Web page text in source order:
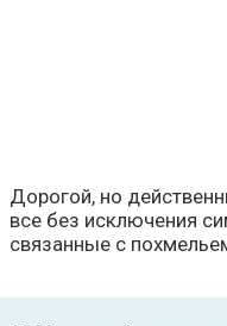
Дорогой, но
все без исключения
связанные с